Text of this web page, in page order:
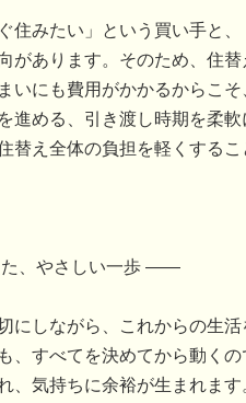
住みたい」という買い手と
があります。そのため、住
いにも費用がかかるからこ
進める、引き渡し時期を柔
替え全体の負担を軽くするこ
、やさしい一歩 ――
にしながら、これからの生
、すべてを決めてから動く
、気持ちに余裕が生まれま